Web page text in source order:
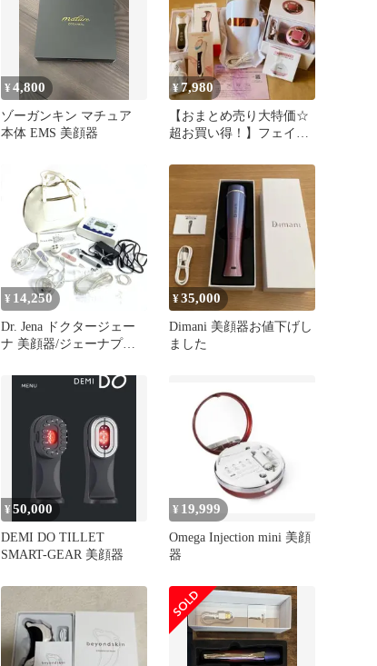
¥4,800
ゾーガンキン マチュア
本体 EMS 美顔器
¥7,980
【おまとめ売り大特価☆
超お買い得！】フェイス
ャピテーション
¥ 14,250
Dr. Jena ドクタージェー
ナ 美顔器/ジェーナプロ
240001189692
¥35,000
Dimani 美顔器お値下げし
ました
¥50,000
DEMI DO TILLET
SMART-GEAR 美顔器
¥ 19,999
Omega Injection mini 美顔
器